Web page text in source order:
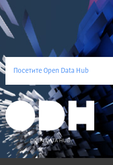
Посетите Open Data Hub